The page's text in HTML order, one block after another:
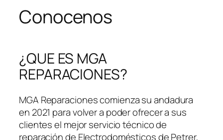
Conocenos
¿QUE ES MGA
REPARACIONES?
MGA Reparaciones comienza su andadura
en 2021 para volver a poder ofrecer a sus
clientes el mejor servicio técnico de
reparación de Electrodomésticos de Petrer,